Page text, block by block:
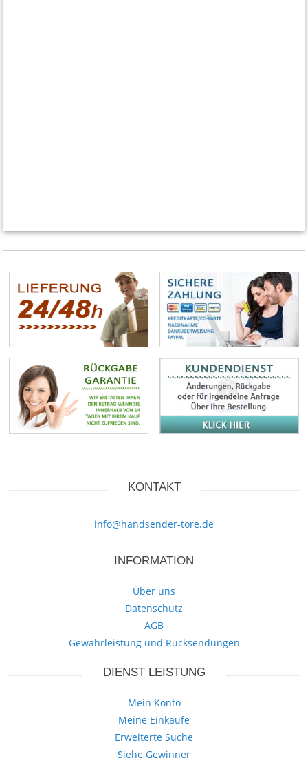
KONTAKT
info@handsender-tore.de
INFORMATION
Über uns
Datenschutz
AGB
Gewährleistung und Rücksendungen
DIENST LEISTUNG
Mein Konto
Meine Einkäufe
Erweiterte Suche
Siehe Gewinner